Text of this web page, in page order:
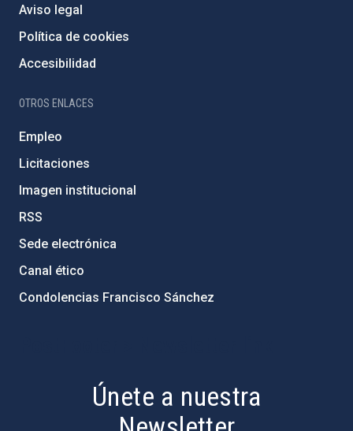
Aviso legal
Política de cookies
Accesibilidad
OTROS ENLACES
Empleo
Licitaciones
Imagen institucional
RSS
Sede electrónica
Canal ético
Condolencias Francisco Sánchez
Únete a nuestra